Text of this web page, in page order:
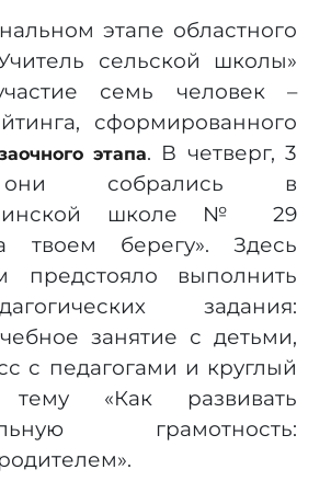
этапе областного
сельской школы»
семь человек –
сформированного
этапа. В четверг, 3
собрались в
школе № 29
твоем берегу». Здесь
предстояло выполнить
задания:
занятие с детьми,
с педагогами и круглый
«Как развивать
грамотность: